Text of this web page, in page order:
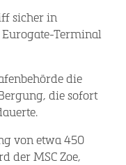
sicher in
Terminal
die
die sofort
von etwa 450
der MSC Zoe,